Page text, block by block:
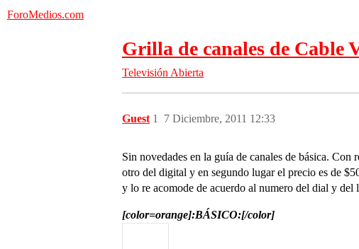
ForoMedios.com
Grilla de canales de Cable
Televisión Abierta
Guest 7 Diciembre, 2011 12:33
1
Sin novedades en la guía de canales de básica.
otro del digital y en segundo lugar el precio es de
y lo re acomode de acuerdo al numero del dial y
[color=orange]:BÁSICO:[/color]